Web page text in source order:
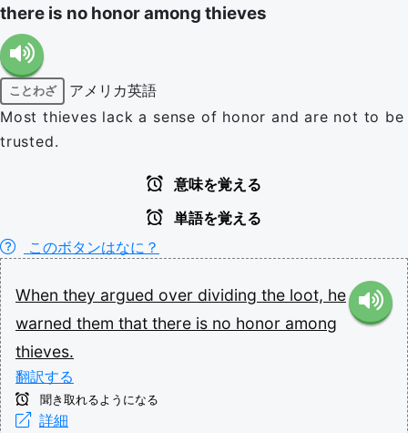
there is no honor among thieves
ことわざ
アメリカ英語
Most thieves lack a sense of honor and are not to be
trusted.
意味を覚える
単語を覚える
このボタンはなに？
When they argued over dividing the loot, he
warned them that there is no honor among
thieves.
翻訳する
聞き取れるようになる
詳細